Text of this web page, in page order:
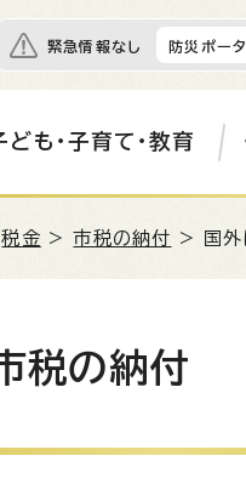
緊急情報なし 防災ポー
ども・子育て・教育
税金 >市税の納付 > 国外
税の納付